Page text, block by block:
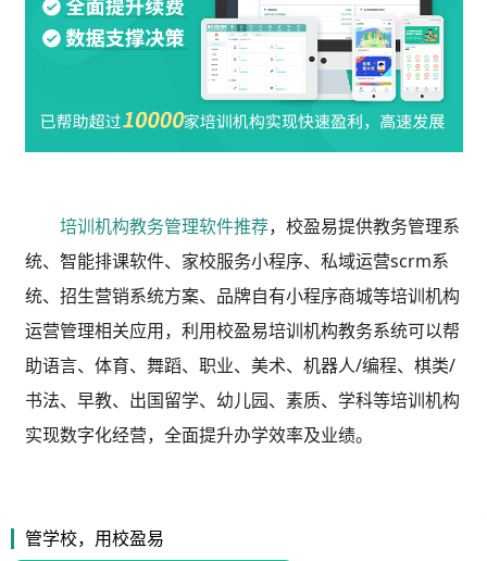
培训机构教务管理软件推荐，校盈易提供教务管理系
统、智能排课软件、家校服务小程序、私域运营scrm系
统、招生营销系统方案、品牌自有小程序商城等培训机构
运营管理相关应用，利用校盈易培训机构教务系统可以帮
助语言、体育、舞蹈、职业、美术、机器人/编程、棋类/
书法、早教、出国留学、幼儿园、素质、学科等培训机构
实现数字化经营，全面提升办学效率及业绩。
管学校，用校盈易